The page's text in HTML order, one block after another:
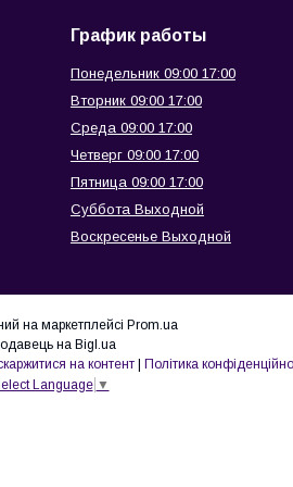
График работы
Понедельник 09:00 17:00
Вторник 09:00 17:00
Среда 09:00 17:00
Четверг 09:00 17:00
Пятница 09:00 17:00
Суббота Выходной
Воскресенье Выходной
на маркетплейсі Prom.ua
на Bigl.ua
на контент | Політика
Language ▼